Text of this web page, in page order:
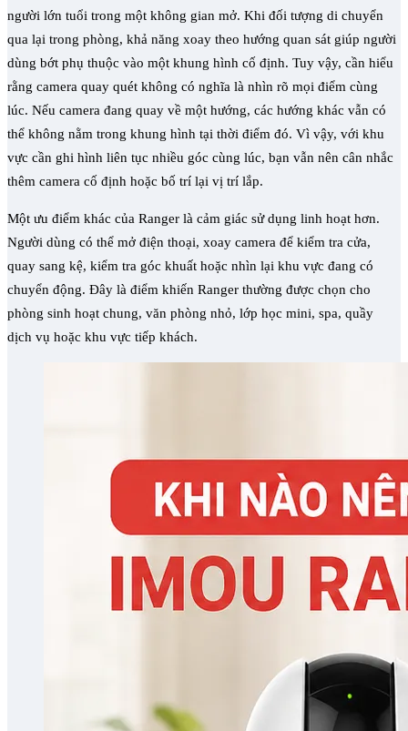
người lớn tuổi trong một không gian mở. Khi đối tượng di chuyển
qua lại trong phòng, khả năng xoay theo hướng quan sát giúp người
dùng bớt phụ thuộc vào một khung hình cố định. Tuy vậy, cần hiểu
rằng camera quay quét không có nghĩa là nhìn rõ mọi điểm cùng
lúc. Nếu camera đang quay về một hướng, các hướng khác vẫn có
thể không nằm trong khung hình tại thời điểm đó. Vì vậy, với khu
vực cần ghi hình liên tục nhiều góc cùng lúc, bạn vẫn nên cân nhắc
thêm camera cố định hoặc bố trí lại vị trí lắp.
Một ưu điểm khác của Ranger là cảm giác sử dụng linh hoạt hơn.
Người dùng có thể mở điện thoại, xoay camera để kiểm tra cửa,
quay sang kệ, kiểm tra góc khuất hoặc nhìn lại khu vực đang có
chuyển động. Đây là điểm khiến Ranger thường được chọn cho
phòng sinh hoạt chung, văn phòng nhỏ, lớp học mini, spa, quầy
dịch vụ hoặc khu vực tiếp khách.